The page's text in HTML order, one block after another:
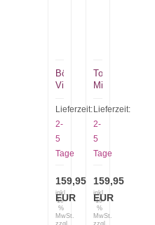
Böker
Vigitg
Wild
121509
Lieferzeit:
2-
5
Tage
159,95
EUR
inkl.
19
%
MwSt.
zzgl.
Tops
Mini
Puukko
21-
832
Lieferzeit:
2-
5
Tage
159,95
EUR
inkl.
19
%
MwSt.
zzgl.